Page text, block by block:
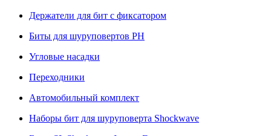
Держатели для бит с фиксатором
Биты для шуруповертов PH
Угловые насадки
Переходники
Автомобильный комплект
Наборы бит для шуруповерта Shockwave